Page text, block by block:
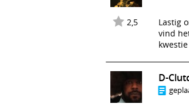
2,5
Lastig
vind
D-